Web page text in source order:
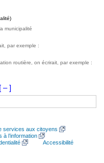
municipalité
par exemple :
routière, on écrirait, par exemple :
[ – ]
services aux citoyens
à l’information
Accessibilité